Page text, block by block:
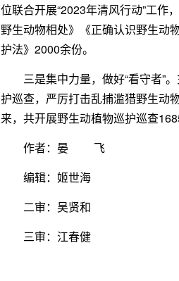
位联合开展“2023年清风行动”工作
野生动物相处》《正确认识野生动
护法》2000余份。
三是集中力量，做好“看守者”
护巡查，严厉打击乱捕滥猎野生动
来，共开展野生动植物巡护巡查
作者：晏 飞
编辑：姬世海
二审：吴贤和
三审：江春健